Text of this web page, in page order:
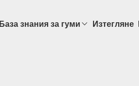
База знания за гуми Изтегляне